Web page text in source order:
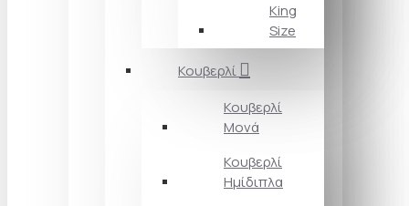
King
Size
Κουβερλί
Κουβερλί
Μονά
Κουβερλί
Ημίδιπλα